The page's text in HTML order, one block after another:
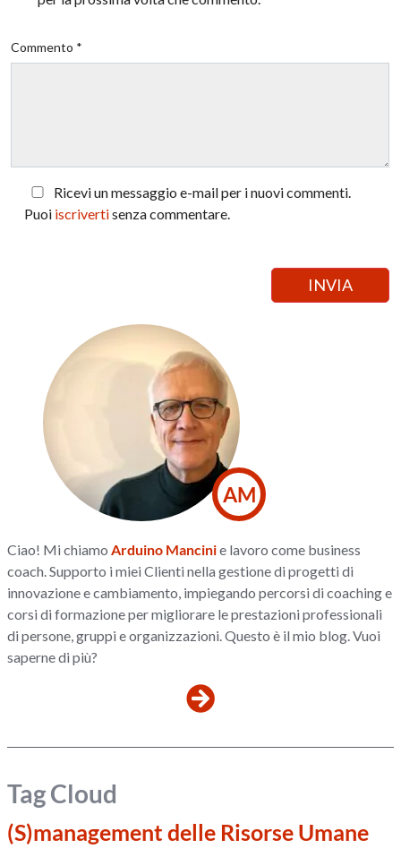
Commento *
Ricevi un messaggio e-mail per i nuovi commenti.
Puoi iscrivertisenza commentare.
AM
Ciao! Mi chiamoArduino Mancinie lavoro come business
coach. Supporto i miei Clienti nella gestione di progetti di
innovazione e cambiamento, impiegando percorsi di coaching e
corsi di formazione per migliorare le prestazioni professionali
di persone, gruppi e organizzazioni. Questo è il mio blog. Vuoi
saperne di più?
Tag Cloud
(S)management delle Risorse Umane